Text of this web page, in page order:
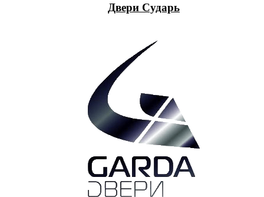
Двери Сударь